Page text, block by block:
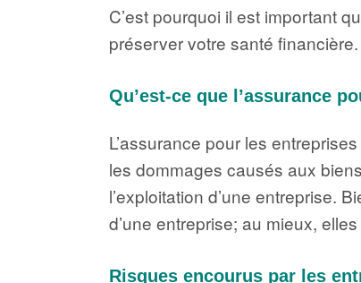
C’est pourquoi il est important
préserver votre santé financière.
Qu’est-ce que l’assurance
L’assurance pour les
les dommages causés aux
l’exploitation d’une entreprise.
d’une entreprise; au mieux,
Risques encourus par les